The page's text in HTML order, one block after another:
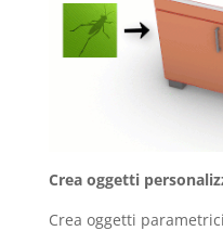
Crea oggetti
Crea oggetti